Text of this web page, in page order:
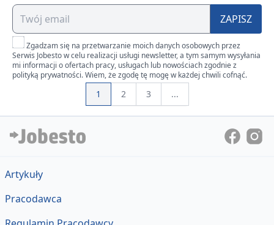
ZAPISZ
Zgadzam się na przetwarzanie moich danych osobowych przez
Serwis Jobesto w celu realizacji usługi newsletter, a tym samym wysyłania
mi informacji o ofertach pracy, usługach lub nowościach zgodnie z
polityką prywatności. Wiem, że zgodę tę mogę w każdej chwili cofnąć.
1 2 3 ...
Artykuły
Pracodawca